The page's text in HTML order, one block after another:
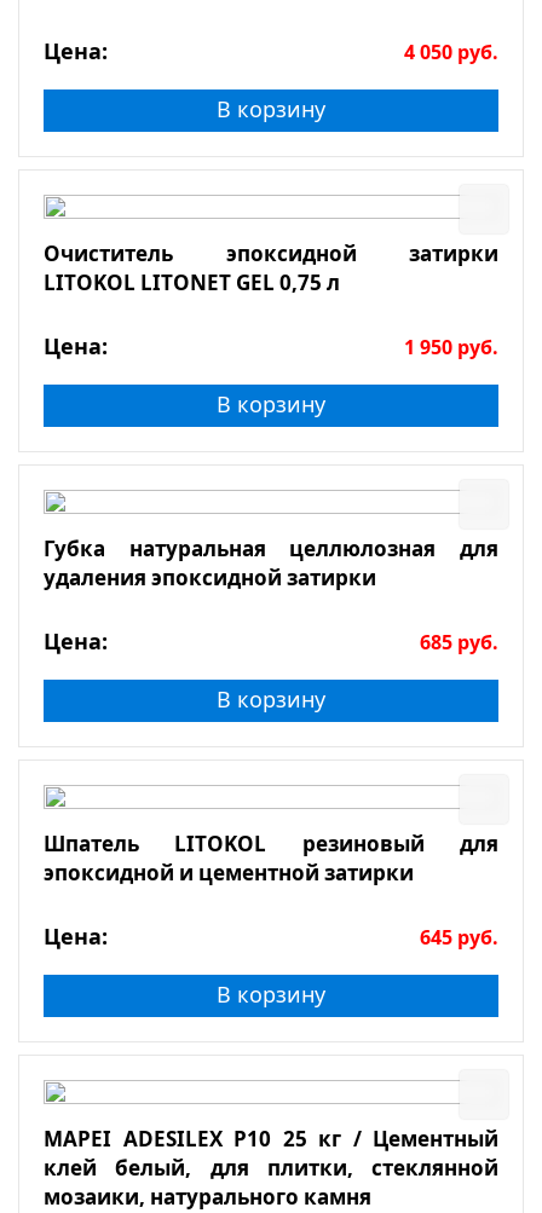
Цена: 4 050 руб.
В корзину
Очиститель эпоксидной затирки
LITOKOL LITONET GEL 0,75 л
Цена: 1 950 руб.
В корзину
Губка натуральная целлюлозная для
удаления эпоксидной затирки
Цена: 685 руб.
В корзину
Шпатель LITOKOL резиновый для
эпоксидной и цементной затирки
Цена: 645 руб.
В корзину
MAPEI ADESILEX P10 25 кг / Цементный
клей белый, для плитки, стеклянной
мозаики, натурального камня